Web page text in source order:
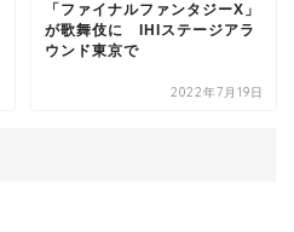
「ファイナルファンタジーX」
が歌舞伎に IHIステージアラ
ウンド東京で
2022年7月19日